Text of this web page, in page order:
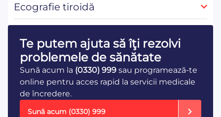
Ecografie tiroidă
Te putem ajuta să îţi rezolvi
problemele de sănătate
Sună acum la (0330) 999 sau programează-te
online pentru acces rapid la servicii medicale
de încredere.
Sună acum (0330) 999